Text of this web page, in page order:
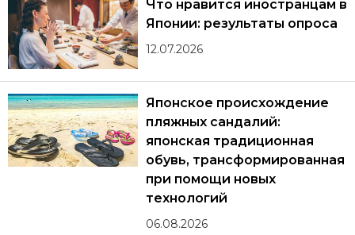
Что нравится иностранцам в
Японии: результаты опроса
12.07.2026
Японское происхождение
пляжных сандалий:
японская традиционная
обувь, трансформированная
при помощи новых
технологий
06.08.2026